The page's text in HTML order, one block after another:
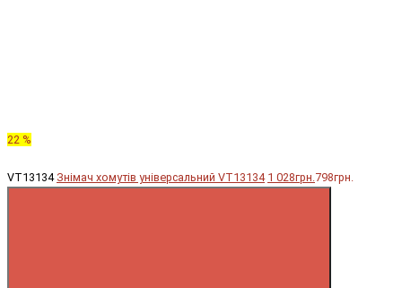
22 %
VT13134 Знімач хомутів універсальний VT13134 1 028грн.798грн.